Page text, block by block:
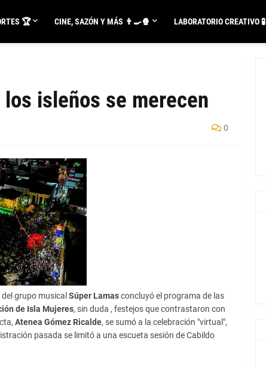
🏆 CINE, SAZÓN Y MÁS 👨‍🍳🍿 LABORATORIO CREATIVO 🧪
isleños se merecen
0
del grupo musical Súper Lamasconcluyó el programa de las
de Isla Mujeres, sin duda , festejos que contrastaron con
Atenea Gómez Ricalde, se sumó a la celebración "virtual",
pasada se limitó a una escueta sesión de Cabildo